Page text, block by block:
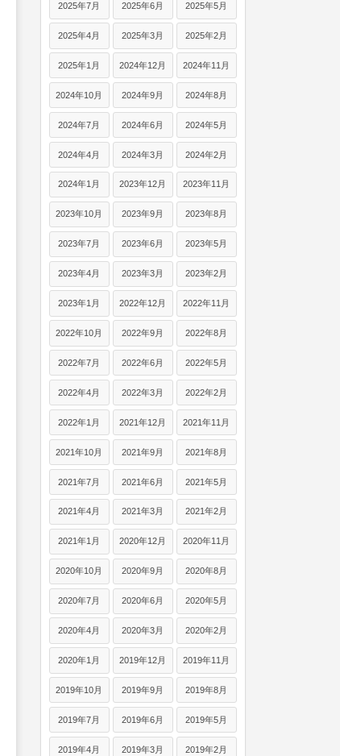
2025年7月 2025年6月 2025年5月
2025年4月 2025年3月 2025年2月
2025年1月 2024年12月 2024年11月
2024年10月 2024年9月 2024年8月
2024年7月 2024年6月 2024年5月
2024年4月 2024年3月 2024年2月
2024年1月 2023年12月 2023年11月
2023年10月 2023年9月 2023年8月
2023年7月 2023年6月 2023年5月
2023年4月 2023年3月 2023年2月
2023年1月 2022年12月 2022年11月
2022年10月 2022年9月 2022年8月
2022年7月 2022年6月 2022年5月
2022年4月 2022年3月 2022年2月
2022年1月 2021年12月 2021年11月
2021年10月 2021年9月 2021年8月
2021年7月 2021年6月 2021年5月
2021年4月 2021年3月 2021年2月
2021年1月 2020年12月 2020年11月
2020年10月 2020年9月 2020年8月
2020年7月 2020年6月 2020年5月
2020年4月 2020年3月 2020年2月
2020年1月 2019年12月 2019年11月
2019年10月 2019年9月 2019年8月
2019年7月 2019年6月 2019年5月
2019年4月 2019年3月 2019年2月